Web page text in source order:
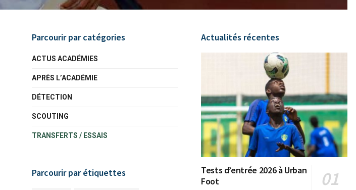
Parcourir par catégories
ACTUS ACADÉMIES
APRÈS L’ACADÉMIE
DÉTECTION
SCOUTING
TRANSFERTS / ESSAIS
Parcourir par étiquettes
Actualités récentes
Tests d’entrée 2026 à Urban
Foot